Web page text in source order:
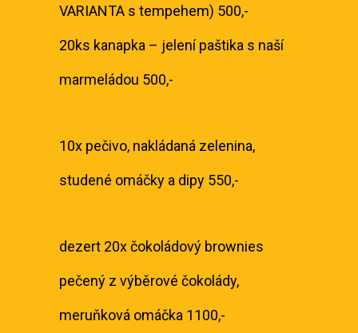
VARIANTA s tempehem) 500,-
20ks kanapka – jelení paštika s naší
marmeládou 500,-
10x pečivo, nakládaná zelenina,
studené omáčky a dipy 550,-
dezert 20x čokoládový brownies
pečený z výběrové čokolády,
meruňková omáčka 1100,-